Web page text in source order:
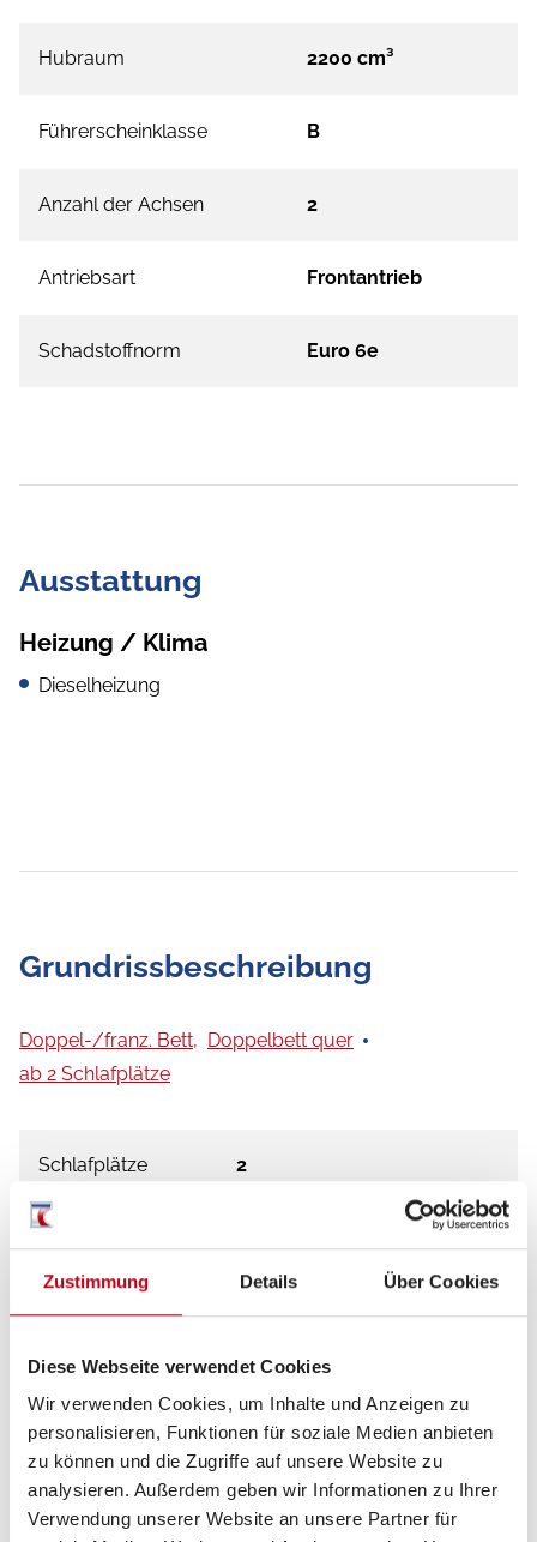
Zustimmung Details Über Cookies
Diese Webseite verwendet Cookies
Wir verwenden Cookies, um Inhalte und Anzeigen zu
personalisieren, Funktionen für soziale Medien anbieten
zu können und die Zugriffe auf unsere Website zu
analysieren. Außerdem geben wir Informationen zu Ihrer
Verwendung unserer Website an unsere Partner für
Hubraum 2200 cm³
Führerscheinklasse B
Anzahl der Achsen 2
Antriebsart Frontantrieb
Schadstoffnorm Euro 6e
Ausstattung
Heizung / Klima
Dieselheizung
Grundrissbeschreibung
Doppel-/franz. Bett, Doppelbett quer
ab 2 Schlafplätze
Schlafplätze 2
mit Gurt
Infrastruktur Küche, WC
Betten
Doppel-/franz. Bett,
Doppelbett quer